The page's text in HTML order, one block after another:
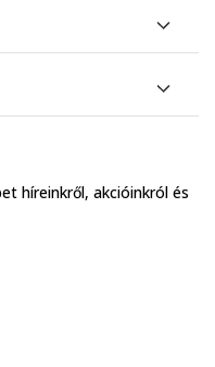
híreinkről, akcióinkról és